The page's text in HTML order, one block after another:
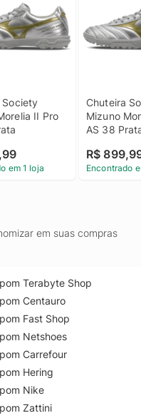
II Pro
em 1 loja
Chuteira
Mizuno
AS 38
R$
Encontrado
em suas compras
Terabyte Shop
Centauro
Fast Shop
Netshoes
Carrefour
Hering
Nike
Zattini